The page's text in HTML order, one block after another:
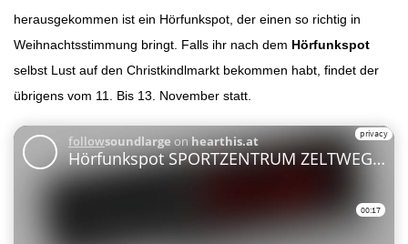
herausgekommen ist ein Hörfunkspot, der einen so richtig in
Weihnachtsstimmung bringt. Falls ihr nach dem Hörfunkspot
selbst Lust auf den Christkindlmarkt bekommen habt, findet der
übrigens vom 11. Bis 13. November statt.